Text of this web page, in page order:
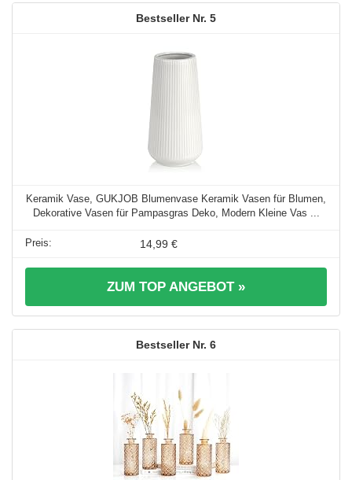
5
Keramik Vase, GUKJOB Blumenvase Keramik Vasen für Blumen,
Dekorative Vasen für Pampasgras Deko, Modern Kleine Vas ...
14,99 €
ZUM TOP ANGEBOT »
6